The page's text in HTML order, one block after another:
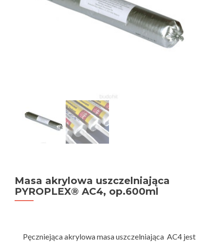
Masa akrylowa uszczelniająca
PYROPLEX® AC4, op.600ml
Pęczniejąca akrylowa masa uszczelniająca AC4 jest